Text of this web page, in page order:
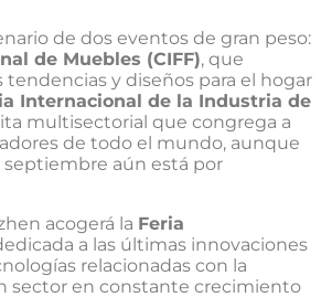
de dos eventos de gran peso:
de Muebles (CIFF), que
tendencias y diseños para el hogar
Internacional de la Industria de
multisectorial que congrega a
de todo el mundo, aunque
septiembre aún está por
acogerá la Feria
a las últimas innovaciones
relacionadas con la
sector en constante crecimiento